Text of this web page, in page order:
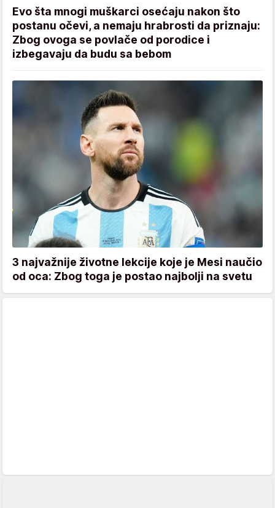
Evo šta mnogi muškarci osećaju nakon što
postanu očevi, a nemaju hrabrosti da priznaju:
Zbog ovoga se povlače od porodice i
izbegavaju da budu sa bebom
3 najvažnije životne lekcije koje je Mesi naučio
od oca: Zbog toga je postao najbolji na svetu